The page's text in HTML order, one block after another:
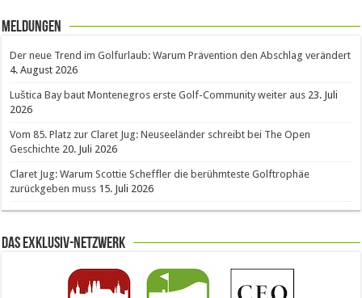
Meldungen
Der neue Trend im Golfurlaub: Warum Prävention den Abschlag verändert
4. August 2026
Luštica Bay baut Montenegros erste Golf-Community weiter aus 23. Juli
2026
Vom 85. Platz zur Claret Jug: Neuseeländer schreibt bei The Open
Geschichte 20. Juli 2026
Claret Jug: Warum Scottie Scheffler die berühmteste Golftrophäe
zurückgeben muss 15. Juli 2026
Das Exklusiv-Netzwerk